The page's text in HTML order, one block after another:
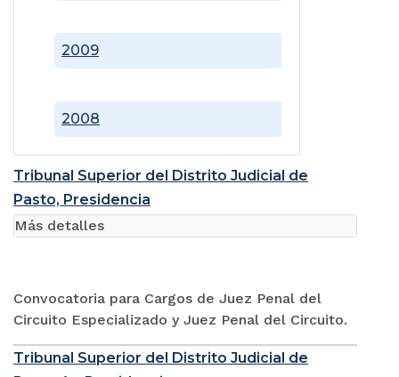
2008
2009
Tribunal Superior del Distrito Judicial de
Pasto, Presidencia
Convocatoria para Cargos de Juez Penal del
Circuito Especializado y Juez Penal del Circuito.
Más detalles
Tribunal Superior del Distrito Judicial de